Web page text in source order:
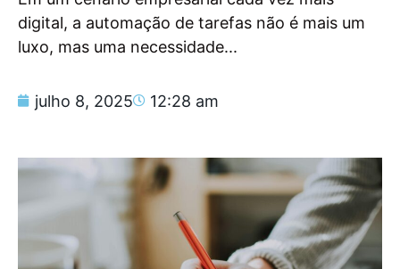
digital, a automação de tarefas não é mais um
luxo, mas uma necessidade...
julho 8, 2025 12:28 am